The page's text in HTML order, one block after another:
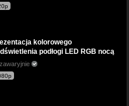
kolorowego
podłogi LED RGB nocą